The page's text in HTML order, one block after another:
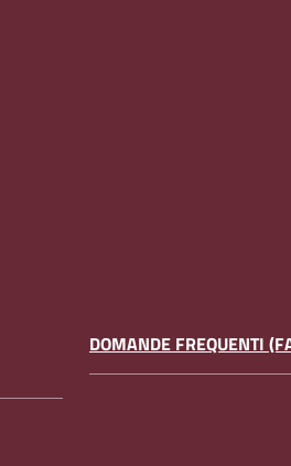
DOMANDE FREQUENTI